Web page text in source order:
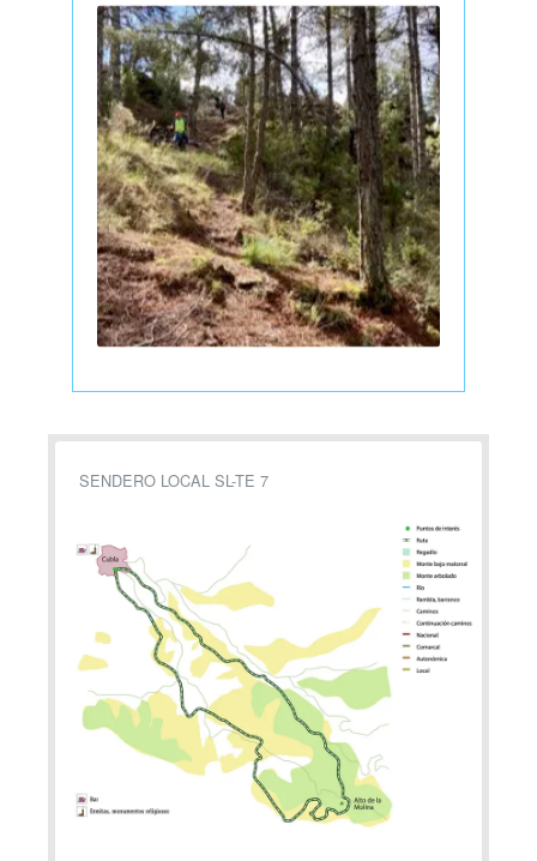
SENDERO LOCAL SL-TE 7